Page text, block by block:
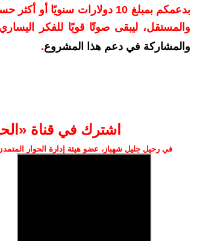
بدعمكم بمبلغ 10 دولارات
والمستقل، ليبقى صوتًا قويًا للفكر
والمشاركة في دعم هذا المشروع.
اشترك في قناة
في رحيل جليل شهباز، عضو هيئة إدارة الحوار